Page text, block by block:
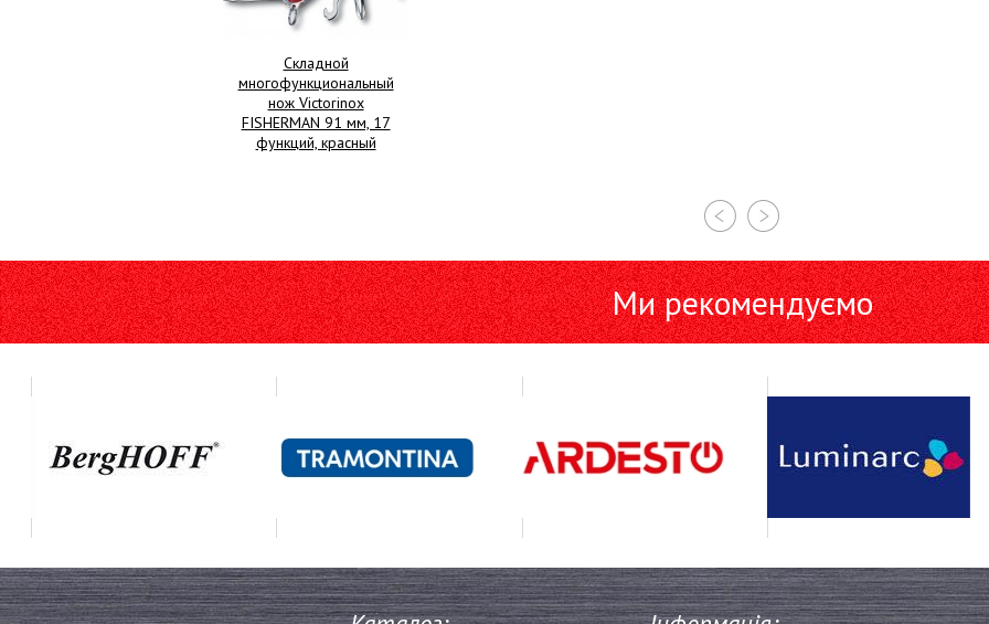
Складной
многофункциональный
нож Victorinox
FISHERMAN 91 мм, 17
функций, красный
Ми рекомендуємо